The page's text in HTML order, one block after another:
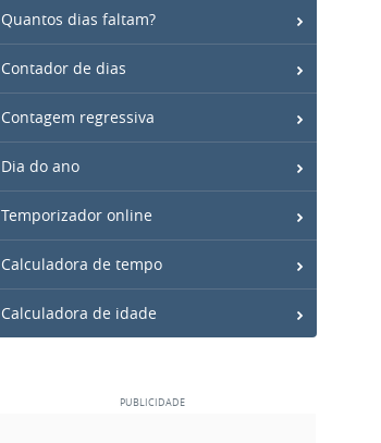
Quantos dias faltam?
Contador de dias
Contagem regressiva
Dia do ano
Temporizador online
Calculadora de tempo
Calculadora de idade